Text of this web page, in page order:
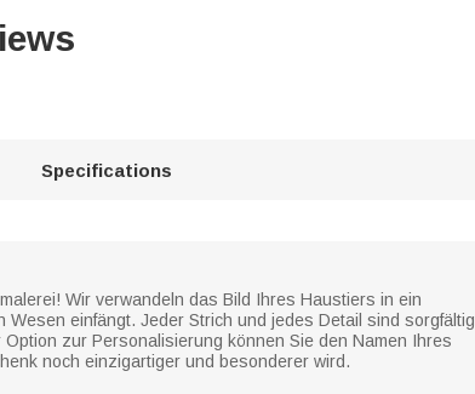
Specifications
Wir verwandeln das Bild Ihres Haustiers in ein
einfängt. Jeder Strich und jedes Detail sind sorgfältig
zur Personalisierung können Sie den Namen Ihres
noch einzigartiger und besonderer wird.